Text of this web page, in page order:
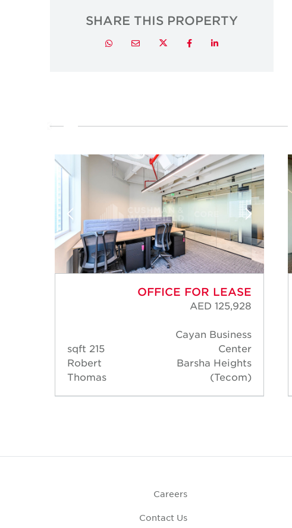
SHARE THIS PROPERTY
LinkedIn
Facebook
Twitter
Email
Whatsapp
OFFICE FOR LEASE
AED 125,928
Cayan Business
Center
Barsha Heights
(Tecom)
215 sqft
Robert
Thomas
Careers
Contact Us